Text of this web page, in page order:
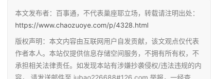
本文发布者：百事通，不代表巢座耶立场，转载请注明出处：
https://www.chaozuoye.com/p/4328.html
版权声明：本文内容由互联网用户自发贡献，该文观点仅代表
作者本人。本站仅提供信息存储空间服务，不拥有所有权，不
承担相关法律责任。如发现本站有涉嫌抄袭侵权/违法违规的内
容， 请发送邮件至 jubao226688#126.com 举报，一经查